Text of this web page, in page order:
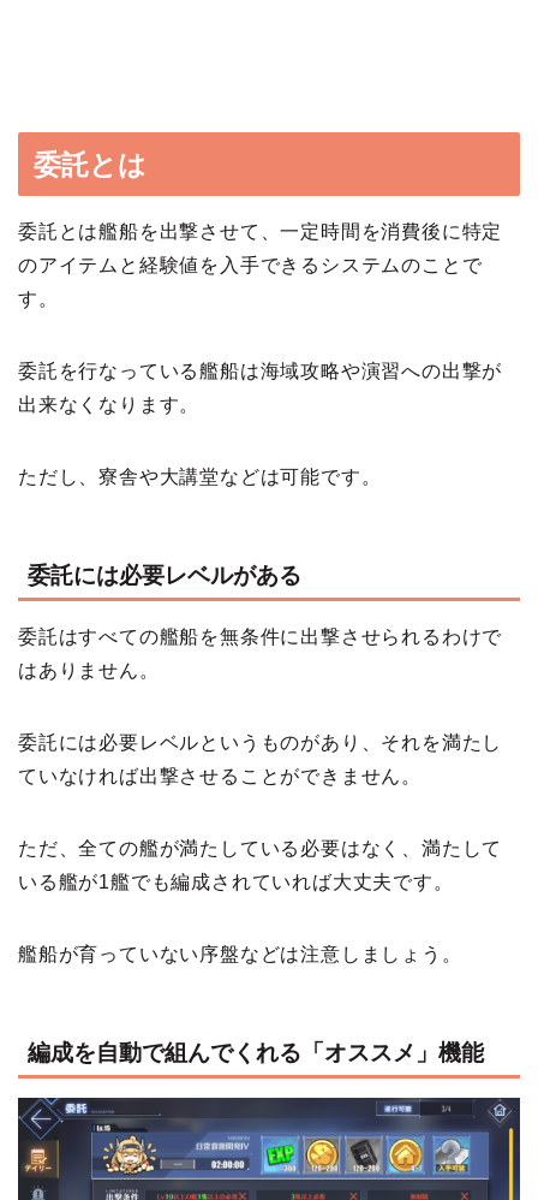
委託とは
委託とは艦船を出撃させて、一定時間を消費後に特定
のアイテムと経験値を入手できるシステムのことで
す。
委託を行なっている艦船は海域攻略や演習への出撃が
出来なくなります。
ただし、寮舎や大講堂などは可能です。
委託には必要レベルがある
委託はすべての艦船を無条件に出撃させられるわけで
はありません。
委託には必要レベルというものがあり、それを満たし
ていなければ出撃させることができません。
ただ、全ての艦が満たしている必要はなく、満たして
いる艦が1艦でも編成されていれば大丈夫です。
艦船が育っていない序盤などは注意しましょう。
編成を自動で組んでくれる「オススメ」機能